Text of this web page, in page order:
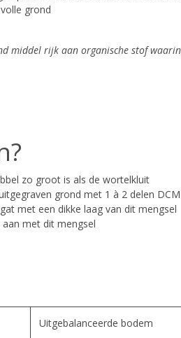
grond
middel rijk aan organische stof
zo groot is als de wortelkluit
grond met 1 à 2 delen
met een dikke laag van dit mengsel
met dit mengsel
Uitgebalanceerde bodem